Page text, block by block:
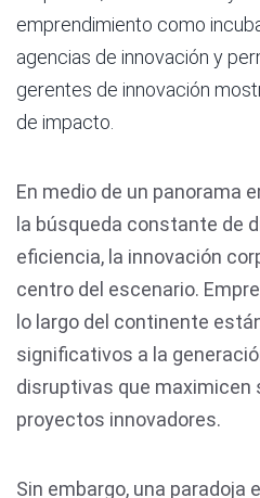
emprendimiento como
agencias de innovación y
gerentes de innovación
de impacto.
En medio de un panorama
la búsqueda constante de
eficiencia, la innovación
centro del escenario.
lo largo del continente
significativos a la
disruptivas que maximicen
proyectos innovadores.
Sin embargo, una paradoja